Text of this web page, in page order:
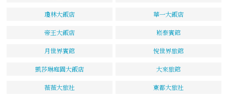
瓊林大飯店 華一大飯店
帝王大飯店 崧泰賓館
月世界賓館 悅世界旅館
凱莎琳庭園大飯店 大來旅館
薇薇大旅社 東都大旅社